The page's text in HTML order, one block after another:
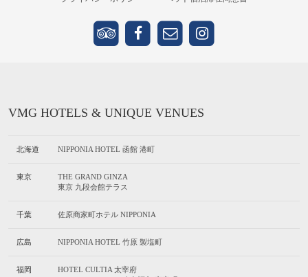
VMG HOTELS & UNIQUE VENUES
北海道 NIPPONIA HOTEL 函館 港町
東京
THE GRAND GINZA
東京 九段会館テラス
千葉 佐原商家町ホテル NIPPONIA
広島 NIPPONIA HOTEL 竹原 製塩町
福岡
HOTEL CULTIA 太宰府